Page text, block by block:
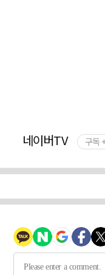
네이버TV 구독 +